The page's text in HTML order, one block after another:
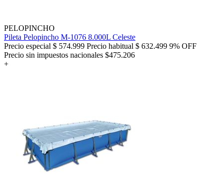
PELOPINCHO
Pileta Pelopincho M-1076 8.000L Celeste
Precio especial $ 574.999 Precio habitual $ 632.499 9% OFF
Precio sin impuestos nacionales $475.206
+